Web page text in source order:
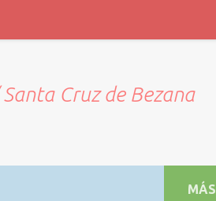
Cruz de Bezana
MÁS